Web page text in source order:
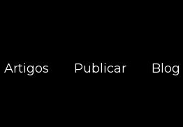
Artigos Publicar Blog